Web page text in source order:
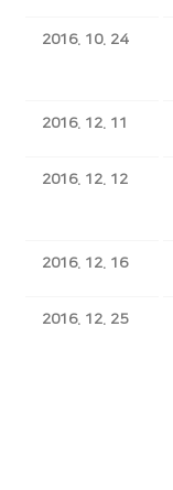
2016. 10. 24
2016. 12. 11
2016. 12. 12
2016. 12. 16
2016. 12. 25